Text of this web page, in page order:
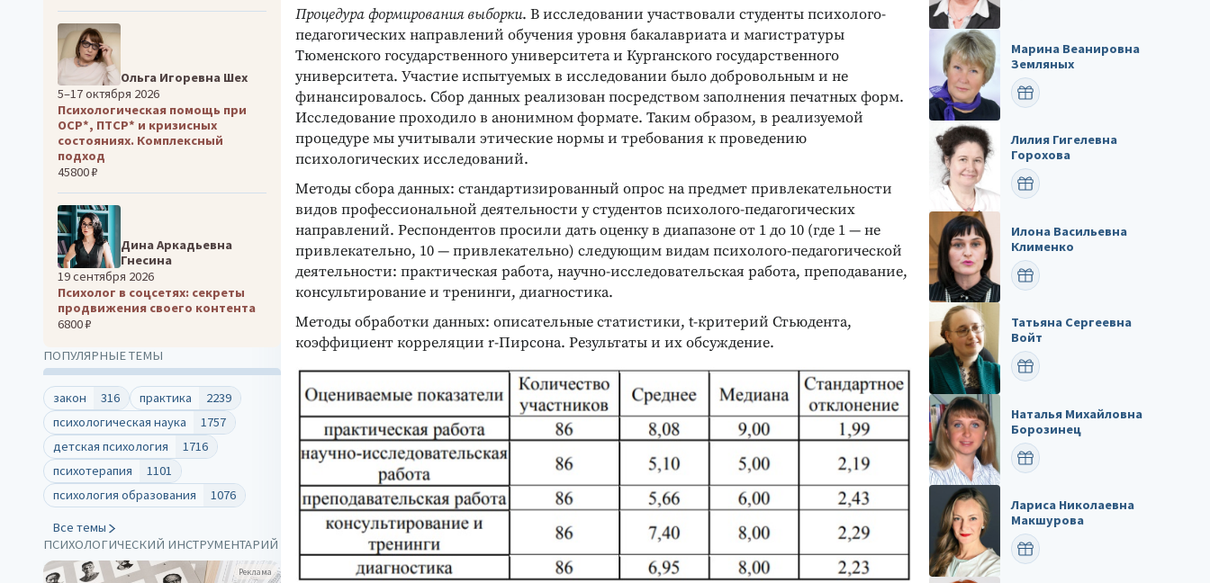
Процедура формирования выборки. В исследовании участвовали студенты психолого-
педагогических направлений обучения уровня бакалавриата и магистратуры
Тюменского государственного университета и Курганского государственного
университета. Участие испытуемых в исследовании было добровольным и не
финансировалось. Сбор данных реализован посредством заполнения печатных форм.
Исследование проходило в анонимном формате. Таким образом, в реализуемой
процедуре мы учитывали этические нормы и требования к проведению
психологических исследований.
Методы сбора данных: стандартизированный опрос на предмет привлекательности
видов профессиональной деятельности у студентов психолого-педагогических
направлений. Респондентов просили дать оценку в диапазоне от 1 до 10 (где 1 — не
привлекательно, 10 — привлекательно) следующим видам психолого-педагогической
деятельности: практическая работа, научно-исследовательская работа, преподавание,
консультирование и тренинги, диагностика.
Методы обработки данных: описательные статистики, t-критерий Стьюдента,
коэффициент корреляции r-Пирсона. Результаты и их обсуждение.
Ольга Игоревна Шех
5–17 октября 2026
Психологическая помощь при
ОСР*, ПТСР* и кризисных
состояниях. Комплексный
подход
45800 ₽
Дина Аркадьевна
Гнесина
19 сентября 2026
Психолог в соцсетях: секреты
продвижения своего контента
6800 ₽
ПОПУЛЯРНЫЕ ТЕМЫ
закон 316 практика
2239
психологическая наука
1757
детская психология
1716
психотерапия
1101
психология образования
1076
Все темы
ПСИХОЛОГИЧЕСКИЙ ИНСТРУМЕНТАРИЙ
Реклама Реклама
Марина Веанировна
Земляных
ПОЗДРАВИТЬ
Лилия Гигелевна
Горохова
ПОЗДРАВИТЬ
Илона Васильевна
Клименко
ПОЗДРАВИТЬ
Татьяна Сергеевна
Войт
ПОЗДРАВИТЬ
Наталья Михайловна
Борозинец
ПОЗДРАВИТЬ
Лариса Николаевна
Макшурова
ПОЗДРАВИТЬ